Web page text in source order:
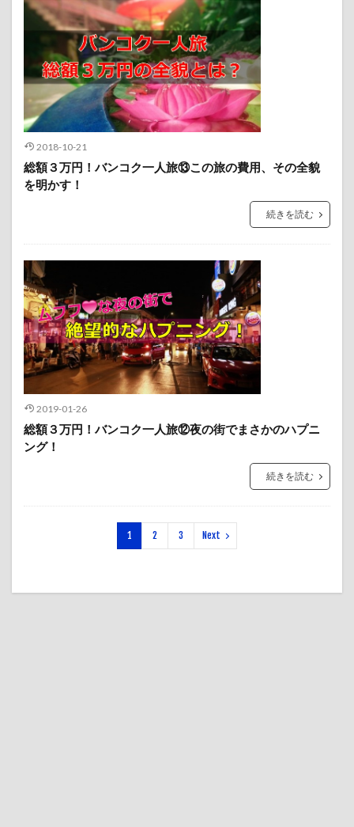
2018-10-21
総額３万円！バンコク一人旅⑬この旅の費用、その全貌
を明かす！
続きを読む
2019-01-26
総額３万円！バンコク一人旅⑫夜の街でまさかのハプニ
ング！
続きを読む
1 2 3 Next